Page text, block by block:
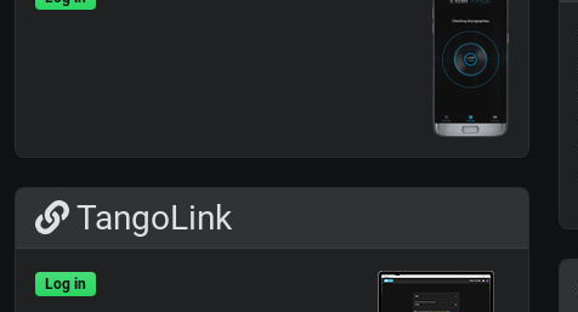
TangoLink
Log in